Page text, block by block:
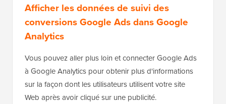
Afficher les données de suivi des
conversions Google Ads dans Google
Analytics
Vous pouvez aller plus loin et connecter Google Ads
à Google Analytics pour obtenir plus d'informations
sur la façon dont les utilisateurs utilisent votre site
Web après avoir cliqué sur une publicité.